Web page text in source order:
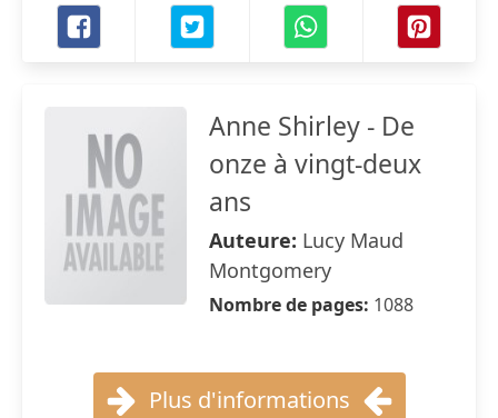
Anne Shirley - De
onze à vingt-deux
ans
Auteure: Lucy Maud
Montgomery
Nombre de pages: 1088
Plus d'informations